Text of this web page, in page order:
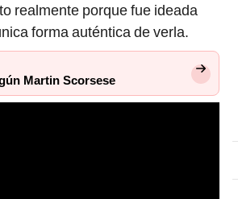
realmente porque fue ideada
forma auténtica de verla.
Martin Scorsese